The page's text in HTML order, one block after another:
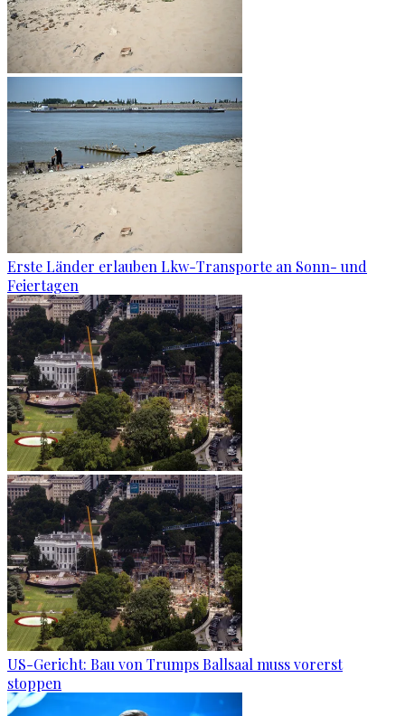
Erste Länder erlauben Lkw-Transporte an Sonn- und
Feiertagen
US-Gericht: Bau von Trumps Ballsaal muss vorerst
stoppen